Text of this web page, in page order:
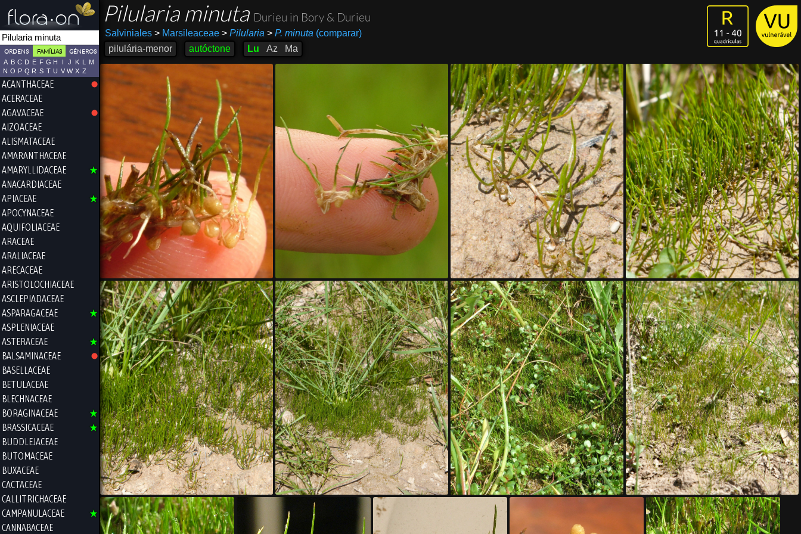
ORDENS FAMÍLIAS GÉNEROS
A B C D E F G H I J K L
M
N O P Q R S T U V W X Z
ACANTHACEAE
ACERACEAE
AGAVACEAE
AIZOACEAE
ALISMATACEAE
AMARANTHACEAE
AMARYLLIDACEAE
ANACARDIACEAE
APIACEAE
APOCYNACEAE
AQUIFOLIACEAE
ARACEAE
ARALIACEAE
ARECACEAE
ARISTOLOCHIACEAE
ASCLEPIADACEAE
ASPARAGACEAE
ASPLENIACEAE
ASTERACEAE
BALSAMINACEAE
BASELLACEAE
BETULACEAE
BLECHNACEAE
BORAGINACEAE
BRASSICACEAE
BUDDLEJACEAE
BUTOMACEAE
BUXACEAE
CACTACEAE
CALLITRICHACEAE
CAMPANULACEAE
CANNABACEAE
Pilularia minuta Durieu in Bory & Durieu
Salviniales >Marsileaceae > Pilularia > P. minuta (comparar)
pilulária-menor
autóctone Lu Az Ma